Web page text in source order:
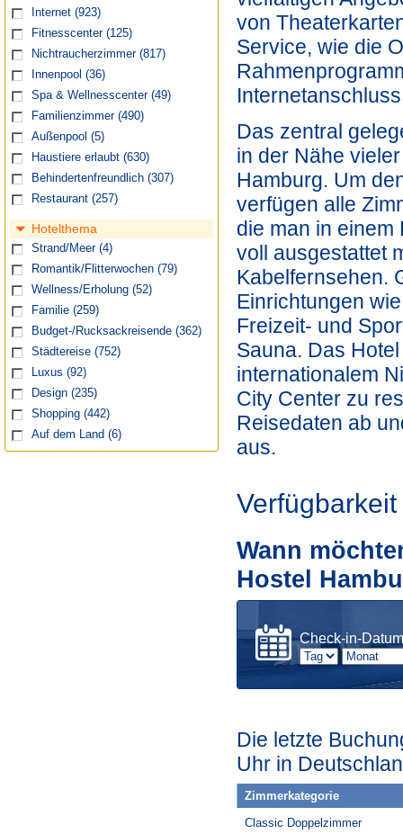
Internet (923)
Fitnesscenter (125)
Nichtraucherzimmer (817)
Innenpool (36)
Spa & Wellnesscenter (49)
Familienzimmer (490)
Außenpool (5)
Haustiere erlaubt (630)
Behindertenfreundlich (307)
Restaurant (257)
Hotelthema
Strand/Meer (4)
Romantik/Flitterwochen (79)
Wellness/Erholung (52)
Familie (259)
Budget-/Rucksackreisende (362)
Städtereise (752)
Luxus (92)
Design (235)
Shopping (442)
Auf dem Land (6)
von
Service, wie die
Das zentral
in der Nähe
Hamburg. Um
verfügen alle
die man in einem
voll ausgestattet
Kabelfernsehen.
Einrichtungen
Freizeit- und
Sauna. Das
internationalem
City Center zu
Reisedaten ab
aus.
Verfügbarkeit
Wann
Hostel
Check-in-Datum
Die letzte
Uhr in
Zimmerkategorie
Classic Doppelzimmer